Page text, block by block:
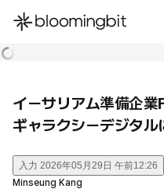
한국어
イーサリアム準備企業
ギャラクシーデジタ
入力 2026年05月29日 午前12:26
Minseung Kang